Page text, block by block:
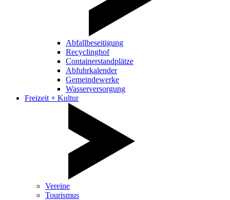
Abfallbeseitigung
Recyclinghof
Containerstandplätze
Abfuhrkalender
Gemeindewerke
Wasserversorgung
Freizeit + Kultur
Vereine
Tourismus